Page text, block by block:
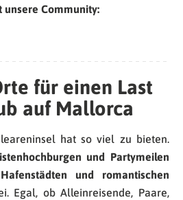
unsere Community:
für einen Last
auf Mallorca
hat so viel zu bieten.
und Partymeilen
und romantischen
Egal, ob Alleinreisende, Paare,